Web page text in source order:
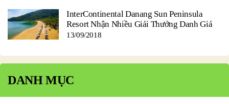
InterContinental Danang Sun Peninsula
Resort Nhận Nhiều Giải Thưởng Danh Giá
13/09/2018
DANH MỤC